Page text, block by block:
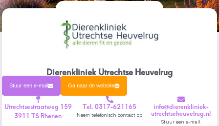
Dierenkliniek Utrechtse Heuvelrug
Stuur een e-mail Ga naar de website
Utrechtsestraatweg 159
3911 TS Rhenen
Tel. 0317-621165
Neem telefonisch contact op
info@dierenkliniek-
utrechtseheuvelrug.nl
Stuur een e-mail